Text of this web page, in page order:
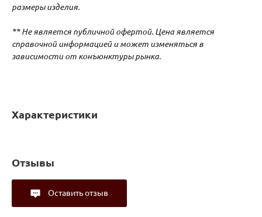
размеры изделия.
** Не является публичной офертой. Цена является
справочной информацией и может изменяться в
зависимости от конъюнктуры рынка.
Характеристики
Отзывы
Оставить отзыв